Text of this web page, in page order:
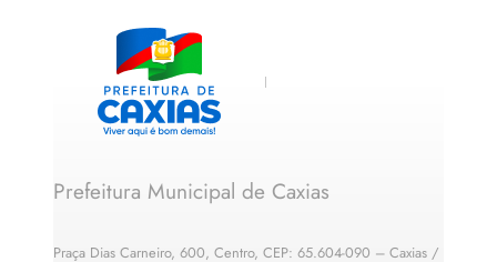
Prefeitura Municipal de Caxias
Praça Dias Carneiro, 600, Centro, CEP: 65.604-090 – Caxias /